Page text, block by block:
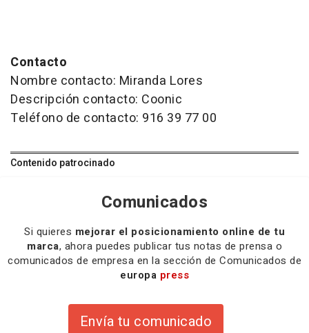
Contacto
Nombre contacto: Miranda Lores
Descripción contacto: Coonic
Teléfono de contacto: 916 39 77 00
Contenido patrocinado
Comunicados
Si quieres mejorar el posicionamiento online de tu
marca, ahora puedes publicar tus notas de prensa o
comunicados de empresa en la sección de Comunicados de
europa press
Envía tu comunicado